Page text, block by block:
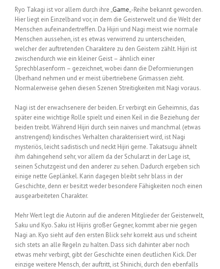
Ryo Takagi ist vor allem durch ihre „Game„-Reihe bekannt geworden.
Hier liegt ein Einzelband vor, in dem die Geisterwelt und die Welt der
Menschen aufeinandertreffen. Da Hijiri und Nagi meist wie normale
Menschen aussehen, ist es etwas verwirrend zu unterscheiden,
welcher der auftretenden Charaktere zu den Geistern zählt. Hijiri ist
zwischendurch wie ein kleiner Geist – ähnlich einer
Sprechblasenform – gezeichnet, wobei dann die Deformierungen
Überhand nehmen und er meist übertriebene Grimassen zieht.
Normalerweise gehen diesen Szenen Streitigkeiten mit Nagi voraus.
Nagi ist der erwachsenere der beiden. Er verbirgt ein Geheimnis, das
später eine wichtige Rolle spielt und einen Keil in die Beziehung der
beiden treibt. Während Hijiri durch sein naives und manchmal (etwas
anstrengend) kindisches Verhalten charakterisiert wird, ist Nagi
mysteriös, leicht sadistisch und neckt Hijiri gerne. Takatsugu ähnelt
ihm dahingehend sehr, vor allem da der Schularzt in der Lage ist,
seinen Schutzgeist und den anderer zu sehen. Dadurch ergeben sich
einige nette Geplänkel. Karin dagegen bleibt sehr blass in der
Geschichte, denn er besitzt weder besondere Fähigkeiten noch einen
ausgearbeiteten Charakter.
Mehr Wert legt die Autorin auf die anderen Mitglieder der Geisterwelt,
Saku und Kyo. Saku ist Hijiris großer Gegner, kommt aber nie gegen
Nagi an. Kyo sieht auf den ersten Blick sehr korrekt aus und scheint
sich stets an alle Regeln zu halten. Dass sich dahinter aber noch
etwas mehr verbirgt, gibt der Geschichte einen deutlichen Kick. Der
einzige weitere Mensch, der auftritt, ist Shinichi, durch den ebenfalls